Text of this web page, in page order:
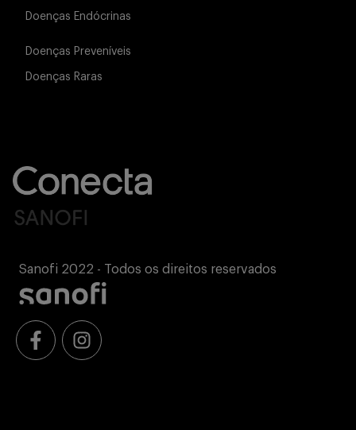
Doenças Endócrinas
Doenças Preveníveis
Doenças Raras
Sanofi 2022 - Todos os direitos reservados